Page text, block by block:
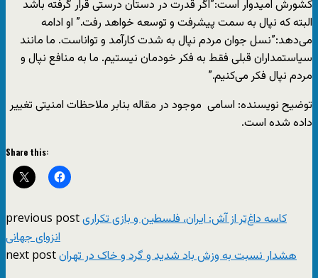
کشورش امیدوار است:”اگر قدرت در دستان درستی قرار گرفته باشد
البته که نپال به سمت پیشرفت و توسعه خواهد رفت.” او ادامه
می‌دهد:”نسل جوان مردم نپال به شدت کارآمد و تواناست. ما مانند
سیاستمداران قبلی فقط به فکر خودمان نیستیم. ما به منافع نپال و
مردم نپال فکر می‌کنیم.”
توضیح نویسنده: اسامی موجود در مقاله بنابر ملاحظات امنیتی تغییر
داده شده است.
Share this:
previous postکاسه داغ‌تر از آش: ایران، فلسطین و بازی تکراری
انزوای جهانی
next postهشدار نسبت به وزش باد شدید و گرد و خاک در تهران